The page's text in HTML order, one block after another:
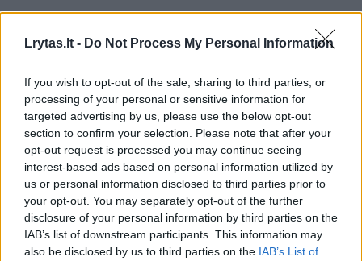
Lrytas.lt - Do Not Process My Personal Information
If you wish to opt-out of the sale, sharing to third parties, or
processing of your personal or sensitive information for
targeted advertising by us, please use the below opt-out
section to confirm your selection. Please note that after your
opt-out request is processed you may continue seeing
interest-based ads based on personal information utilized by
us or personal information disclosed to third parties prior to
your opt-out. You may separately opt-out of the further
disclosure of your personal information by third parties on the
IAB’s list of downstream participants. This information may
also be disclosed by us to third parties on the IAB’s List of
Visi įrašai
Žiūrimiausi įrašai
00:00:30
Vaizdai iš tragiškos avarijos Vilniaus r.: dviejų moterų ir
vaiko gyvybių išgelbėti nepavyko
Žinios | Lietuvos diena